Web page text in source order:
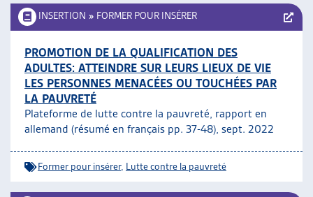
INSERTION » FORMER POUR INSÉRER
PROMOTION DE LA QUALIFICATION DES
ADULTES: ATTEINDRE SUR LEURS LIEUX DE VIE
LES PERSONNES MENACÉES OU TOUCHÉES PAR
LA PAUVRETÉ
Plateforme de lutte contre la pauvreté, rapport en
allemand (résumé en français pp. 37-48), sept. 2022
Former pour insérer, Lutte contre la pauvreté